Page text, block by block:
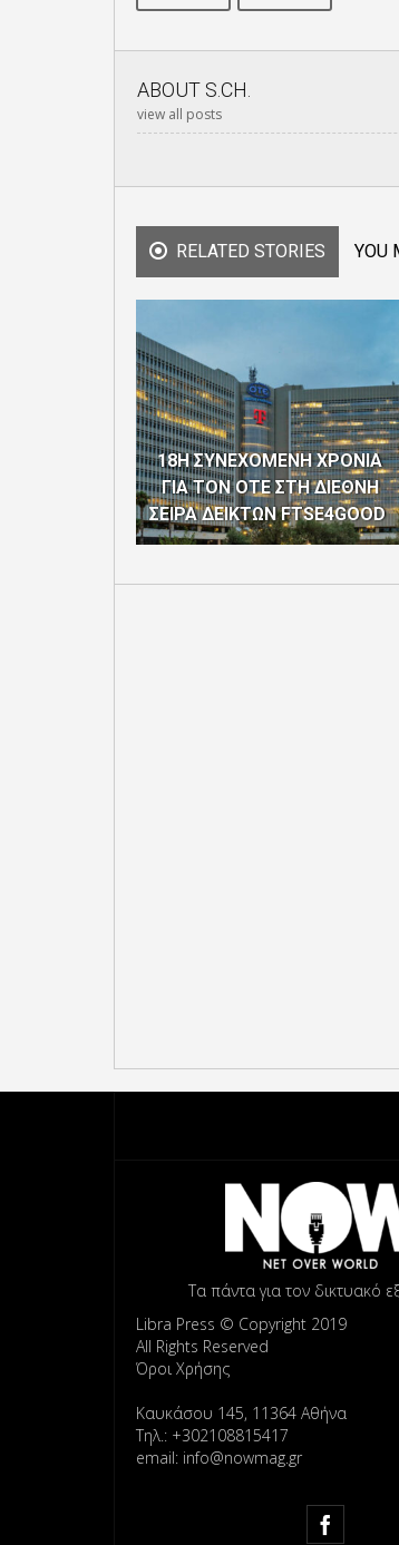
ABOUT S.CH.
view all posts
RELATED STORIES YOU
18Η ΣΥΝΕΧΟΜΕΝΗ ΧΡΟΝΙΑ
ΓΙΑ ΤΟΝ ΟΤΕ ΣΤΗ ΔΙΕΘΝΗ
ΣΕΙΡΑ ΔΕΙΚΤΩΝ FTSE4GOOD
Τα πάντα για τον δικτυακό
Libra Press © Copyright 2019
All Rights Reserved
Όροι Χρήσης
Καυκάσου 145, 11364 Αθήνα
Τηλ.: +302108815417
email: info@nowmag.gr